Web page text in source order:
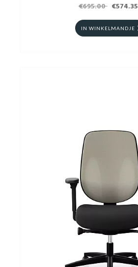
€695.00 €574.35
IN WINKELMANDJE